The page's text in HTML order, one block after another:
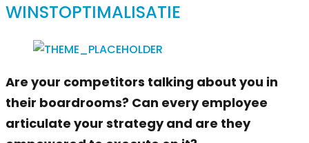
WINSTOPTIMALISATIE
Are your competitors talking about you in
their boardrooms? Can every employee
articulate your strategy and are they